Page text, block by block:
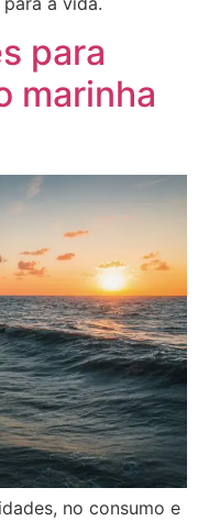
para
marinha
no consumo e